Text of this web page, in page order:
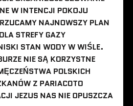
W INTENCJI POKOJU
NAJNOWSZY PLAN
STREFY GAZY
STAN WODY W WIŚLE.
NIE SĄ KORZYSTNE
POLSKICH
Z PARIACOTO
JEZUS NAS NIE OPUSZCZA